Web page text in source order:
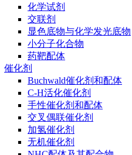
化学试剂
交联剂
显色底物与化学发光底物
小分子化合物
药靶配体
催化剂
Buchwald催化剂和配体
C-H活化催化剂
手性催化剂和配体
交叉偶联催化剂
加氢催化剂
无机催化剂